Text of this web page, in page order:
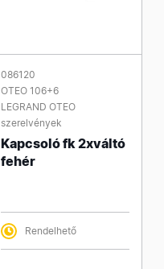
086120
OTEO 106+6
LEGRAND OTEO
szerelvények
Kapcsoló fk 2xváltó
fehér
Rendelhető